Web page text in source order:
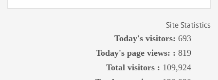
Site Statistics
Today's visitors: 693
Today's page views: : 819
Total visitors : 109,924